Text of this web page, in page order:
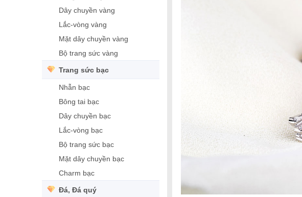
Dây chuyền vàng
Lắc-vòng vàng
Mặt dây chuyền vàng
Bộ trang sức vàng
Trang sức bạc
Nhẫn bạc
Bông tai bạc
Dây chuyền bạc
Lắc-vòng bạc
Bộ trang sức bạc
Mặt dây chuyền bạc
Charm bạc
Đá, Đá quý